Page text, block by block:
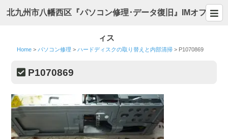
北九州市八幡西区『パソコン修理･データ復旧』IMオフ
ィス
Home > パソコン修理 >ハードディスクの取り替えと内部清掃 > P1070869
P1070869